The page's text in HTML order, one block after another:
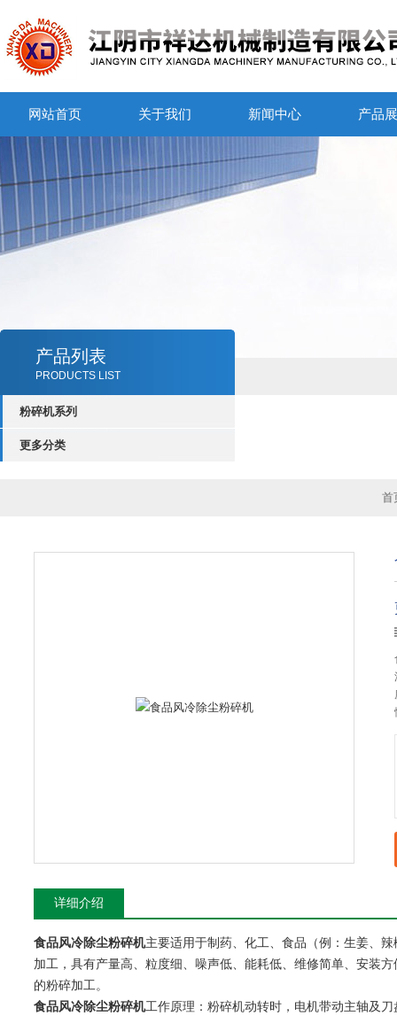
网站首页 关于我们 新闻中心 产品
产品列表
PRODUCTS LIST
粉碎机系列
更多分类
首
详细介绍
食品风冷除尘粉碎机主要适用于制药、化工、食品（例：生姜、
加工，具有产量高、粒度细、噪声低、能耗低、维修简单、安装
的粉碎加工。
食品风冷除尘粉碎机工作原理：粉碎机动转时，电机带动主轴及